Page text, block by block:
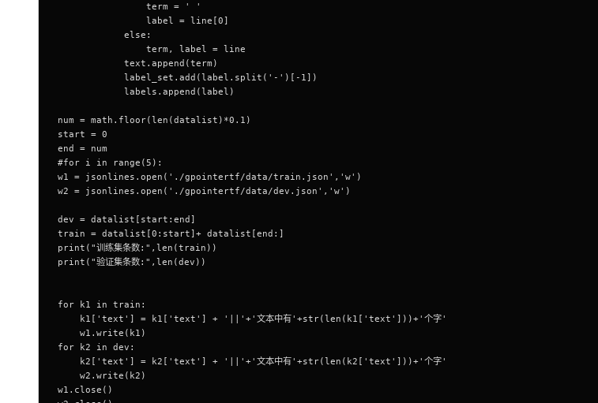
                term = ' '
                label = line[0]
            else:
                term, label = line
            text.append(term)
            label_set.add(label.split('-')[-1])
            labels.append(label)
num = math.floor(len(datalist)*0.1)
start = 0
end = num
#for i in range(5):
w1 = jsonlines.open('./gpointertf/data/train.json','w')
w2 = jsonlines.open('./gpointertf/data/dev.json','w')
dev = datalist[start:end]
train = datalist[0:start]+ datalist[end:]
print("训练集条数:",len(train))
print("验证集条数:",len(dev))
for k1 in train:
    k1['text'] = k1['text'] + '||'+'文本中有'+str(len(k1['text']))+'个字'
    w1.write(k1)
for k2 in dev:
    k2['text'] = k2['text'] + '||'+'文本中有'+str(len(k2['text']))+'个字'
    w2.write(k2)
w1.close()